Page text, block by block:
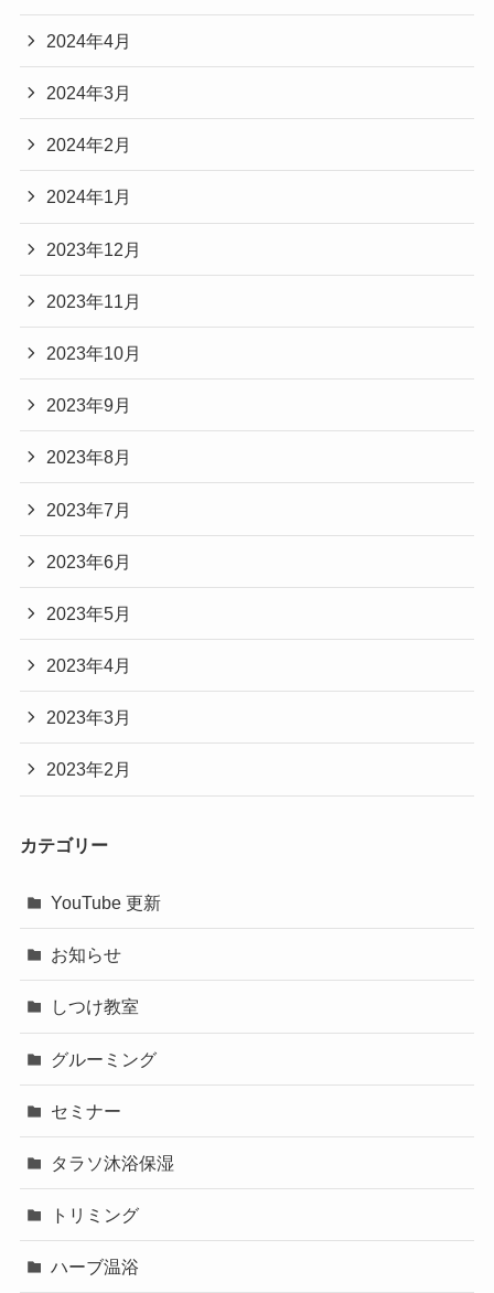
2024年4月
2024年3月
2024年2月
2024年1月
2023年12月
2023年11月
2023年10月
2023年9月
2023年8月
2023年7月
2023年6月
2023年5月
2023年4月
2023年3月
2023年2月
カテゴリー
YouTube 更新
お知らせ
しつけ教室
グルーミング
セミナー
タラソ沐浴保湿
トリミング
ハーブ温浴